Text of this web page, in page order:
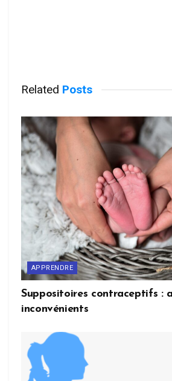
Related Posts
APPRENDRE
Suppositoires contraceptifs :
inconvénients